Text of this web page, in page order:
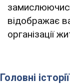
відображає
організації
Головні